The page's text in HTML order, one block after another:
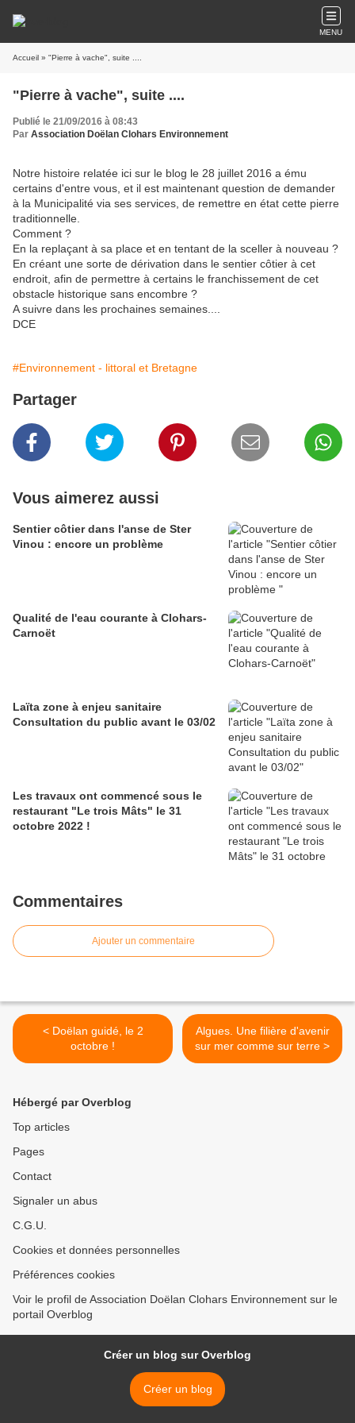
MENU
Accueil » "Pierre à vache", suite ....
"Pierre à vache", suite ....
Publié le 21/09/2016 à 08:43
Par Association Doëlan Clohars Environnement
Notre histoire relatée ici sur le blog le 28 juillet 2016 a ému
certains d'entre vous, et il est maintenant question de demander
à la Municipalité via ses services, de remettre en état cette pierre
traditionnelle.
Comment ?
En la replaçant à sa place et en tentant de la sceller à nouveau ?
En créant une sorte de dérivation dans le sentier côtier à cet
endroit, afin de permettre à certains le franchissement de cet
obstacle historique sans encombre ?
A suivre dans les prochaines semaines....
DCE
#Environnement - littoral et Bretagne
Partager
Vous aimerez aussi
Sentier côtier dans l'anse de Ster
Vinou : encore un problème
Qualité de l'eau courante à Clohars-
Carnoët
Laïta zone à enjeu sanitaire
Consultation du public avant le 03/02
Les travaux ont commencé sous le
restaurant "Le trois Mâts" le 31
octobre 2022 !
Commentaires
Ajouter un commentaire
< Doëlan guidé, le 2
octobre !
Algues. Une filière d'avenir
sur mer comme sur terre >
Hébergé par Overblog
Top articles
Pages
Contact
Signaler un abus
C.G.U.
Cookies et données personnelles
Préférences cookies
Voir le profil de Association Doëlan Clohars Environnement sur le
portail Overblog
Créer un blog sur Overblog
Créer un blog